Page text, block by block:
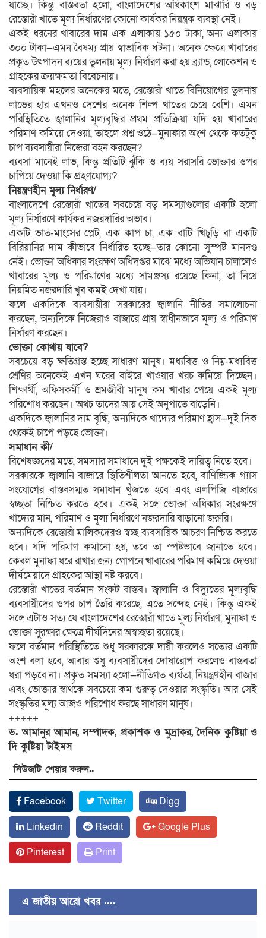
যাচ্ছে। কিন্তু বাস্তবতা হলো, বাংলাদেশের অধিকাংশ মাঝারি ও বড়
রেস্তোরাঁ খাতে মূল্য নির্ধারণের কোনো কার্যকর নিয়ন্ত্রক ব্যবস্থা নেই।
একই ধরনের খাবারের দাম এক এলাকায় ১৫০ টাকা, অন্য এলাকায়
৩০০ টাকা—এমন বৈষম্য প্রায় স্বাভাবিক ঘটনা। অনেক ক্ষেত্রে খাবারের
প্রকৃত উৎপাদন ব্যয়ের তুলনায় মূল্য নির্ধারণ করা হয় ব্র্যান্ড, লোকেশন ও
গ্রাহকের ক্রয়ক্ষমতা বিবেচনায়।
ব্যবসায়িক মহলের অনেকের মতে, রেস্তোরাঁ খাতে বিনিয়োগের তুলনায়
লাভের হার এখনও দেশের অনেক শিল্প খাতের চেয়ে বেশি। এমন
পরিস্থিতিতে জ্বালানির মূল্যবৃদ্ধির প্রথম প্রতিক্রিয়া যদি হয় খাবারের
পরিমাণ কমিয়ে দেওয়া, তাহলে প্রশ্ন ওঠে—মুনাফার অংশ থেকে কতটুকু
চাপ ব্যবসায়ীরা নিজেরা বহন করছেন?
ব্যবসা মানেই লাভ, কিন্তু প্রতিটি ঝুঁকি ও ব্যয় সরাসরি ভোক্তার ওপর
চাপিয়ে দেওয়া কি গ্রহণযোগ্য?
নিয়ন্ত্রণহীন মূল্য নির্ধারণ/
বাংলাদেশে রেস্তোরাঁ খাতের সবচেয়ে বড় সমস্যাগুলোর একটি হলো
মূল্য নির্ধারণে কার্যকর নজরদারির অভাব।
একটি ভাত-মাংসের প্লেট, এক কাপ চা, এক বাটি খিচুড়ি বা একটি
বিরিয়ানির দাম কীভাবে নির্ধারিত হচ্ছে—তার কোনো সুস্পষ্ট মানদণ্ড
নেই। ভোক্তা অধিকার সংরক্ষণ অধিদপ্তর মাঝে মধ্যে অভিযান চালালেও
খাবারের মূল্য ও পরিমাণের মধ্যে সামঞ্জস্য রয়েছে কিনা, তা নিয়ে
নিয়মিত নজরদারি খুব কমই দেখা যায়।
ফলে একদিকে ব্যবসায়ীরা সরকারের জ্বালানি নীতির সমালোচনা
করছেন, অন্যদিকে নিজেরাও বাজারে প্রায় স্বাধীনভাবে মূল্য ও পরিমাণ
নির্ধারণ করছেন।
ভোক্তা কোথায় যাবে?
সবচেয়ে বড় ক্ষতিগ্রস্ত হচ্ছে সাধারণ মানুষ। মধ্যবিত্ত ও নিম্ন-মধ্যবিত্ত
শ্রেণির অনেকেই এখন ঘরের বাইরে খাওয়ার খরচ কমিয়ে দিচ্ছেন।
শিক্ষার্থী, অফিসকর্মী ও শ্রমজীবী মানুষ কম খাবার পেয়ে একই মূল্য
পরিশোধ করছেন। অথচ তাদের আয় সেই অনুপাতে বাড়েনি।
একদিকে জ্বালানির দাম বৃদ্ধি, অন্যদিকে খাদ্যের পরিমাণ হ্রাস—দুই দিক
থেকেই চাপে পড়ছে ভোক্তা।
সমাধান কী/
বিশেষজ্ঞদের মতে, সমস্যার সমাধানে দুই পক্ষকেই দায়িত্ব নিতে হবে।
সরকারকে জ্বালানি বাজারে স্থিতিশীলতা আনতে হবে, বাণিজ্যিক গ্যাস
সংযোগের বাস্তবসম্মত সমাধান খুঁজতে হবে এবং এলপিজি বাজারে
স্বচ্ছতা নিশ্চিত করতে হবে। একই সঙ্গে ভোক্তা অধিকার সংরক্ষণে
খাদ্যের মান, পরিমাণ ও মূল্য নির্ধারণে নজরদারি বাড়ানো জরুরি।
অন্যদিকে রেস্তোরাঁ মালিকদেরও স্বচ্ছ ব্যবসায়িক আচরণ নিশ্চিত করতে
হবে। যদি পরিমাণ কমানো হয়, তবে তা স্পষ্টভাবে জানাতে হবে।
কেবল মুনাফা ধরে রাখার জন্য গোপনে খাবারের পরিমাণ কমিয়ে দেওয়া
দীর্ঘমেয়াদে গ্রাহকের আস্থা নষ্ট করবে।
রেস্তোরাঁ খাতের বর্তমান সংকট বাস্তব। জ্বালানি ও বিদ্যুতের মূল্যবৃদ্ধি
ব্যবসায়ীদের ওপর চাপ তৈরি করেছে, এতে সন্দেহ নেই। কিন্তু একই
সঙ্গে এটাও সত্য যে বাংলাদেশের রেস্তোরাঁ খাতে মূল্য নির্ধারণ, মুনাফা ও
ভোক্তা সুরক্ষার ক্ষেত্রে দীর্ঘদিনের অস্বচ্ছতা রয়েছে।
ফলে বর্তমান পরিস্থিতিতে শুধু সরকারকে দায়ী করলেও সত্যের একটি
অংশ বলা হবে, আবার শুধু ব্যবসায়ীদের দোষারোপ করলেও বাস্তবতা
ধরা পড়বে না। প্রকৃত সমস্যা হলো—নীতিগত ব্যর্থতা, নিয়ন্ত্রণহীন বাজার
এবং ভোক্তার স্বার্থকে সবচেয়ে কম গুরুত্ব দেওয়ার সংস্কৃতি। আর সেই
সংস্কৃতির মূল্য আজও পরিশোধ করছে সাধারণ মানুষ।
+++++
ড. আমানুর আমান, সম্পাদক, প্রকাশক ও মুদ্রাকর, দৈনিক কুষ্টিয়া ও
দি কুষ্টিয়া টাইমস
নিউজটি শেয়ার করুন..
Facebook Twitter
Digg
Linkedin
Reddit
Google Plus
Pinterest
Print
এ জাতীয় আরো খবর ....